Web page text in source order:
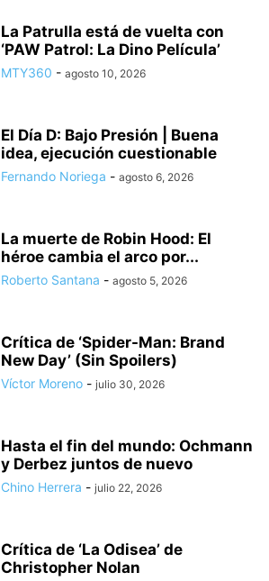
La Patrulla está de vuelta con
‘PAW Patrol: La Dino Película’
MTY360 - agosto 10, 2026
El Día D: Bajo Presión | Buena
idea, ejecución cuestionable
Fernando Noriega - agosto 6, 2026
La muerte de Robin Hood: El
héroe cambia el arco por...
Roberto Santana - agosto 5, 2026
Crítica de ‘Spider-Man: Brand
New Day’ (Sin Spoilers)
Víctor Moreno - julio 30, 2026
Hasta el fin del mundo: Ochmann
y Derbez juntos de nuevo
Chino Herrera - julio 22, 2026
Crítica de ‘La Odisea’ de
Christopher Nolan